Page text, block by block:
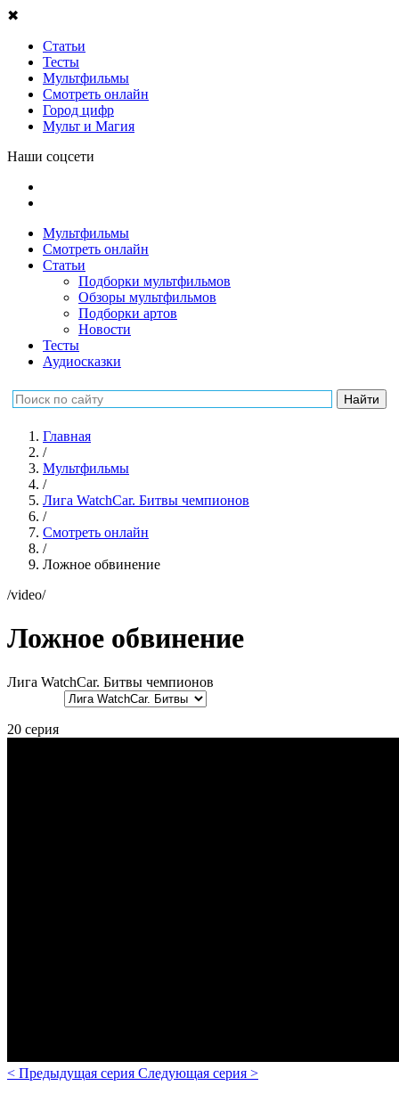
✖
Статьи
Тесты
Мультфильмы
Смотреть онлайн
Город цифр
Мульт и Магия
Наши соцсети
Мультфильмы
Смотреть онлайн
Статьи
Подборки мультфильмов
Обзоры мультфильмов
Подборки артов
Новости
Тесты
Аудиосказки
Главная
/
Мультфильмы
/
Лига WatchСar. Битвы чемпионов
/
Смотреть онлайн
/
Ложное обвинение
/video/
Ложное обвинение
Лига WatchCar. Битвы чемпионов
20 серия
< Предыдущая серия Следующая серия >